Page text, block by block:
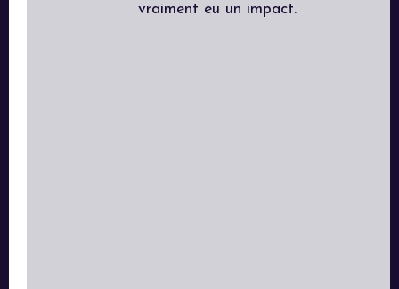
vraiment eu un impact.